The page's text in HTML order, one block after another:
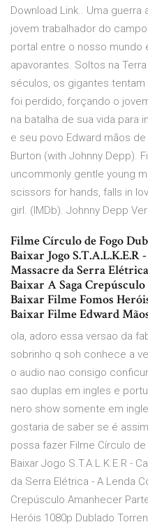
Download Link.. Uma
jovem trabalhador do
portal entre o nosso mundo
apavorantes. Soltos na
séculos, os gigantes
foi perdido, forçando o
na batalha de sua vida para
e seu povo Edward mãos
Burton (with Johnny Depp).
uncommonly gentle young
scissors for hands, falls in
girl. (IMDb). Johnny Depp
Filme Círculo de Fogo
Baixar Jogo
Massacre da Serra
Baixar A Saga
Baixar Filme Fomos
Baixar Filme Edward
ola, adoro essa versao da
sobrinho q soh conhece a
o audio nao consigo
sao duplas em ingles e
nero show somente em
gostaria de saber se é
possa fazer Filme Círculo
Baixar Jogo S.T.A.L.K.E.R -
da Serra Elétrica - A Lenda
Crepúsculo Amanhecer
Heróis 1080p Dublado